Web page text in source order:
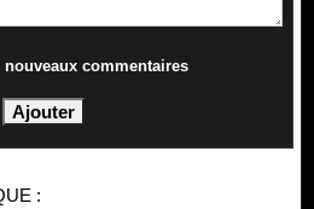
commentaires
: